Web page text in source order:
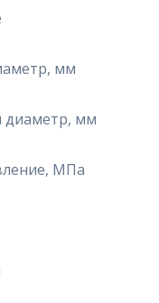
мм
диаметр, мм
МПа